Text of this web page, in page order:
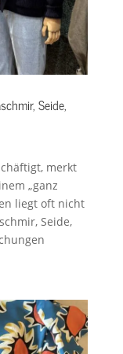
Seide,
merkt
„ganz
liegt oft nicht
Seide,